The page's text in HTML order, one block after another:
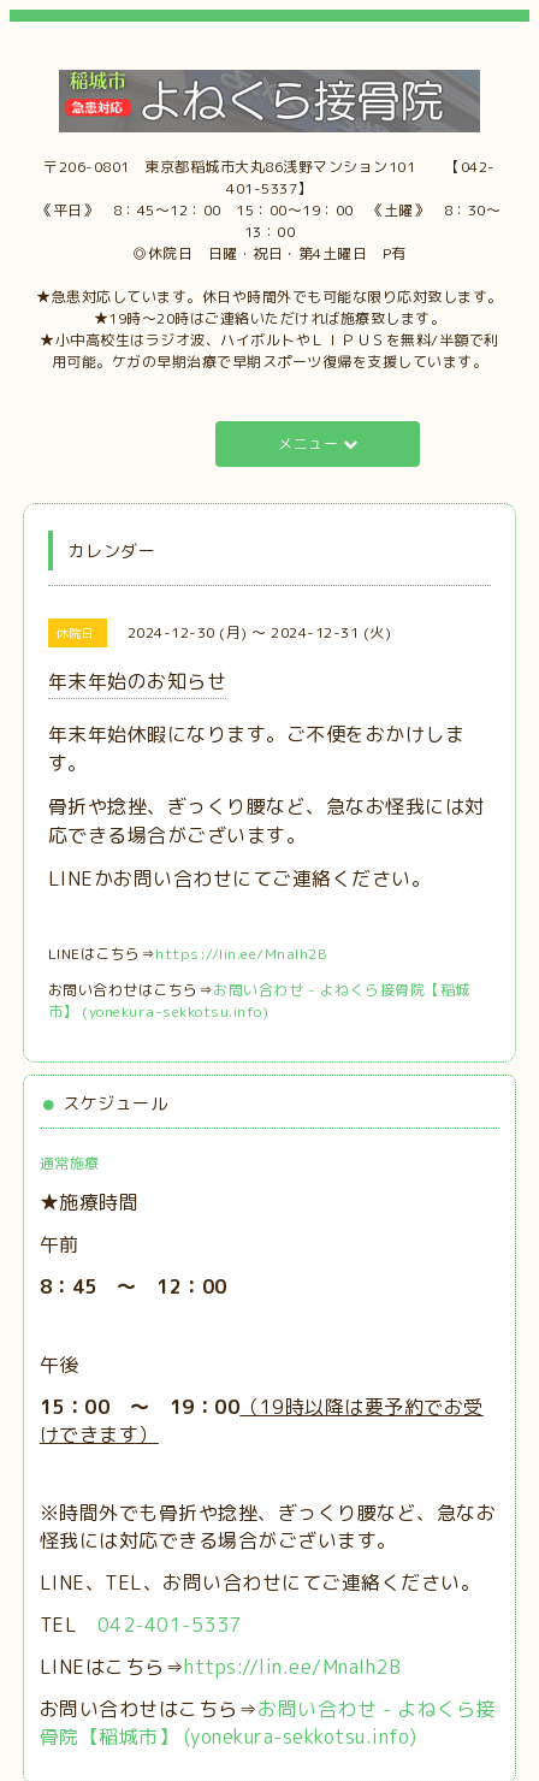
〒206-0801 東京都稲城市大丸86浅野マンション101 【042-
401-5337】
《平日》 8：45～12：00 15：00～19：00 《土曜》 8：30～
13：00
◎休院日 日曜・祝日・第4土曜日 P有
★急患対応しています。休日や時間外でも可能な限り応対致します。
★19時～20時はご連絡いただければ施療致します。
★小中高校生はラジオ波、ハイボルトやＬＩＰＵＳを無料/半額で利
用可能。ケガの早期治療で早期スポーツ復帰を支援しています。
メニュー
カレンダー
休院日 2024-12-30 (月) ～ 2024-12-31 (火)
年末年始のお知らせ
年末年始休暇になります。ご不便をおかけしま
す。
骨折や捻挫、ぎっくり腰など、急なお怪我には対
応できる場合がございます。
LINEかお問い合わせにてご連絡ください。
LINEはこちら⇒https://lin.ee/MnaIh2B
お問い合わせはこちら⇒お問い合わせ - よねくら接骨院【稲城
市】 (yonekura-sekkotsu.info)
スケジュール
通常施療
★施療時間
午前
8：45 ～ 12：00
午後
15：00 ～ 19：00 （19時以降は要予約でお受
けできます）
※時間外でも骨折や捻挫、ぎっくり腰など、急なお
怪我には対応できる場合がございます。
LINE、TEL、お問い合わせにてご連絡ください。
TEL 042-401-5337
LINEはこちら⇒https://lin.ee/MnaIh2B
お問い合わせはこちら⇒お問い合わせ - よねくら接
骨院【稲城市】 (yonekura-sekkotsu.info)